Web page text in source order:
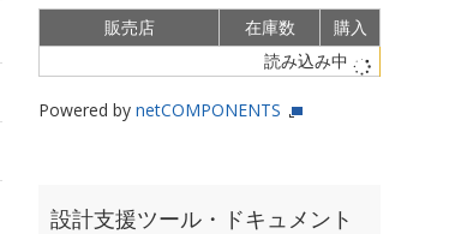
販売店 在庫数
購入
読み込み中
Powered by netCOMPONENTS
設計支援ツール・ドキュメント